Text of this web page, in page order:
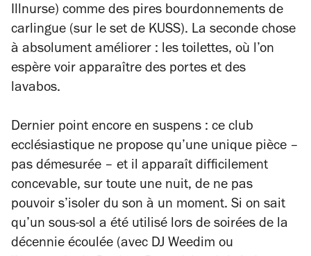
Illnurse) comme des pires bourdonnements de
carlingue (sur le set de KUSS). La seconde chose
à absolument améliorer : les toilettes, où l’on
espère voir apparaître des portes et des
lavabos.
Dernier point encore en suspens : ce club
ecclésiastique ne propose qu’une unique pièce –
pas démesurée – et il apparaît difficilement
concevable, sur toute une nuit, de ne pas
pouvoir s’isoler du son à un moment. Si on sait
qu’un sous-sol a été utilisé lors de soirées de la
décennie écoulée (avec DJ Weedim ou